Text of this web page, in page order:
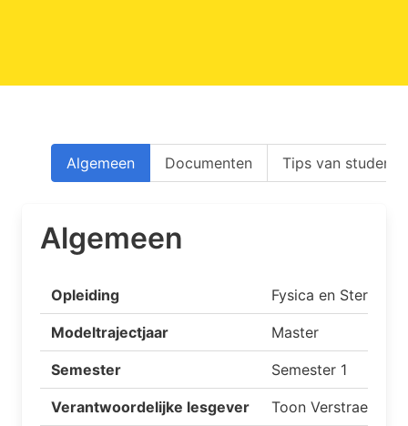
Algemeen Documenten Tips van
Algemeen
Opleiding Fysica en
Modeltrajectjaar Master
Semester Semester 1
Verantwoordelijke lesgever Toon Verstraelen